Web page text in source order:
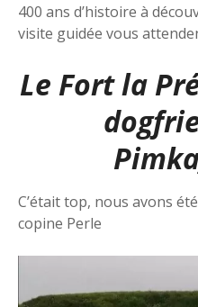
400 ans d’histoire à
visite guidée vous
Le Fort la
C’était top, nous avons
copine Perle